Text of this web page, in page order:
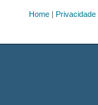
Home| Privacidade